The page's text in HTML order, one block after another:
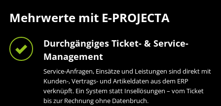
Mehrwerte mit E-PROJECTA
Durchgängiges Ticket- & Service-
Management
Service-Anfragen, Einsätze und Leistungen sind direkt mit
Kunden-, Vertrags- und Artikeldaten aus dem ERP
verknüpft. Ein System statt Insellösungen – vom Ticket
bis zur Rechnung ohne Datenbruch.